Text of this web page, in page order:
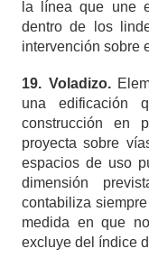
la línea que une
dentro de los
intervención sobre
19. Voladizo.
una edificación
construcción en
proyecta sobre
espacios de uso
dimensión
contabiliza
medida en que
excluye del índice